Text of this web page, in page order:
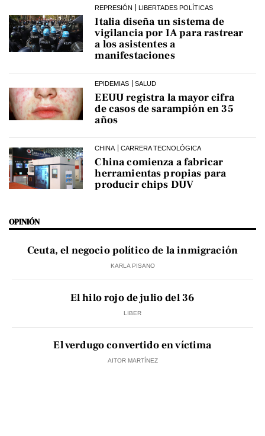
REPRESIÓN LIBERTADES POLÍTICAS
Italia diseña un sistema de
vigilancia por IA para rastrear
a los asistentes a
manifestaciones
EPIDEMIAS SALUD
EEUU registra la mayor cifra
de casos de sarampión en 35
años
CHINA CARRERA TECNOLÓGICA
China comienza a fabricar
herramientas propias para
producir chips DUV
OPINIÓN
Ceuta, el negocio político de la inmigración
KARLA PISANO
El hilo rojo de julio del 36
LIBER
El verdugo convertido en víctima
AITOR MARTÍNEZ